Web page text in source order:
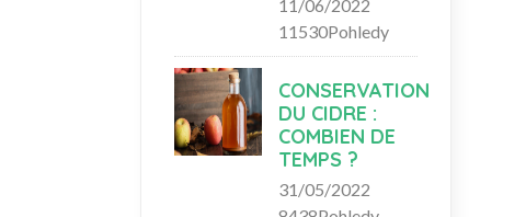
11/06/2022
11530Pohledy
CONSERVATION
DU CIDRE :
COMBIEN DE
TEMPS ?
31/05/2022